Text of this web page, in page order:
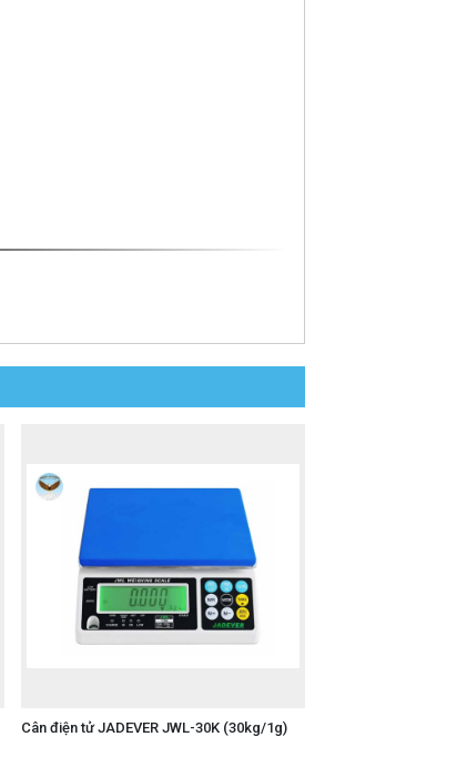
Cân điện tử JADEVER JWL-30K (30kg/1g)